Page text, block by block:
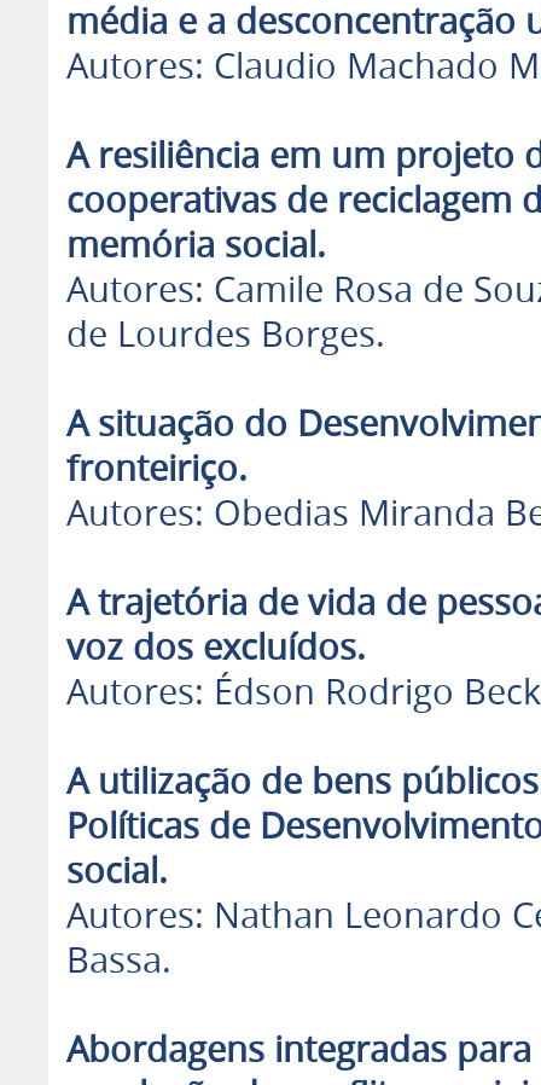
média e a desconcentração
Autores: Claudio Machado
A resiliência em um projeto
cooperativas de reciclagem
memória social.
Autores: Camile Rosa de
de Lourdes Borges.
A situação do
fronteiriço.
Autores: Obedias Miranda
A trajetória de vida de
voz dos excluídos.
Autores: Édson Rodrigo
A utilização de bens
Políticas de
social.
Autores: Nathan Leonardo
Bassa.
Abordagens integradas